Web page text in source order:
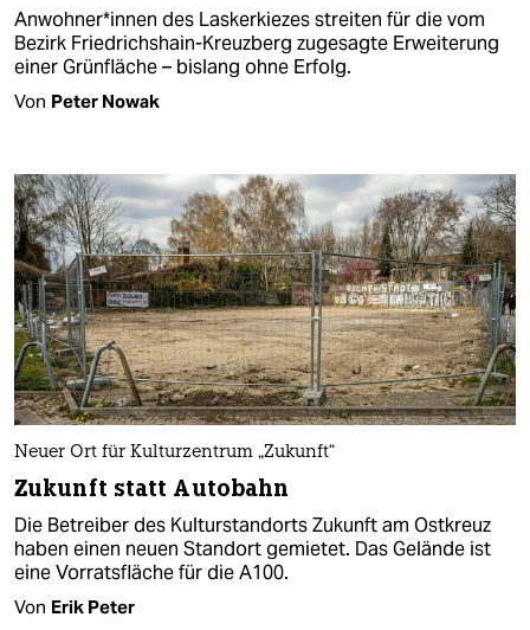
An­woh­ne­r*in­nen des Laskerkiezes streiten für die vom
Bezirk Friedrichshain-Kreuzberg zugesagte Erweiterung
einer Grünfläche – bislang ohne Erfolg.
Von Peter Nowak
Neuer Ort für Kulturzentrum „Zukunft“
Zukunft statt Autobahn
Die Betreiber des Kulturstandorts Zukunft am Ostkreuz
haben einen neuen Standort gemietet. Das Gelände ist
eine Vorratsfläche für die A100.
Von Erik Peter